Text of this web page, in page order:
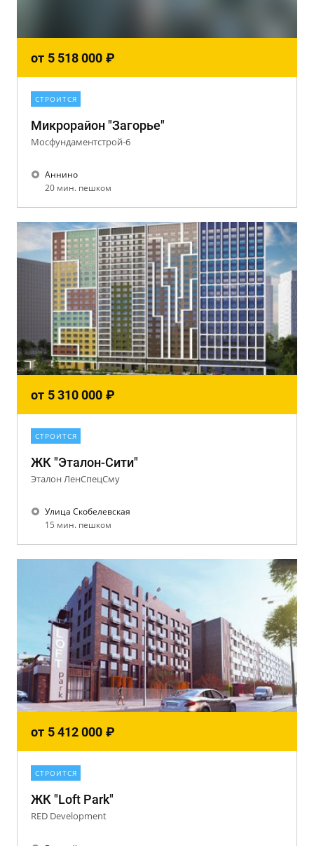
от 5 518 000 ₽
СТРОИТСЯ
Микрорайон "Загорье"
Мосфундаментстрой-6
Аннино
20 мин. пешком
от 5 310 000 ₽
СТРОИТСЯ
ЖК "Эталон-Сити"
Эталон ЛенСпецСму
Улица Скобелевская
15 мин. пешком
от 5 412 000 ₽
СТРОИТСЯ
ЖК "Loft Park"
RED Development